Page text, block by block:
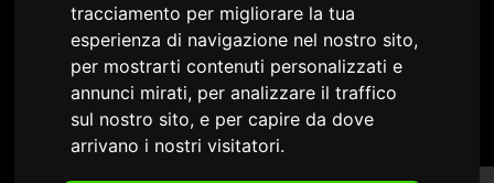
tracciamento per migliorare la tua
esperienza di navigazione nel nostro sito,
per mostrarti contenuti personalizzati e
annunci mirati, per analizzare il traffico
sul nostro sito, e per capire da dove
arrivano i nostri visitatori.
Area riservata